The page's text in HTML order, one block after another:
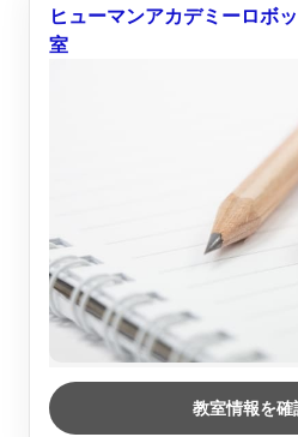
ヒューマンアカデミーロ
室
教室情報を確